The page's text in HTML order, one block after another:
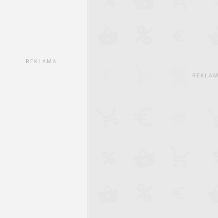
REKLAMA